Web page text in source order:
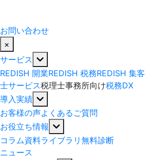
お問い合わせ
×
サービス
REDISH 開業REDISH 税務REDISH 集客
士サービス税理士事務所向け税務DX
導入実績
お客様の声よくあるご質問
お役立ち情報
コラム資料ライブラリ 無料診断
ニュース